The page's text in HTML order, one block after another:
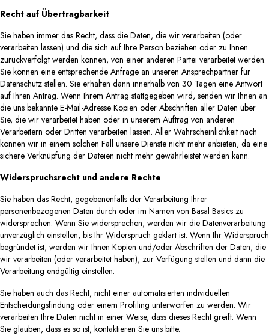
Recht auf Übertragbarkeit
Sie haben immer das Recht, dass die Daten, die wir verarbeiten (oder
verarbeiten lassen) und die sich auf Ihre Person beziehen oder zu Ihnen
zurückverfolgt werden können, von einer anderen Partei verarbeitet werden.
Sie können eine entsprechende Anfrage an unseren Ansprechpartner für
Datenschutz stellen. Sie erhalten dann innerhalb von 30 Tagen eine Antwort
auf Ihren Antrag. Wenn Ihrem Antrag stattgegeben wird, senden wir Ihnen an
die uns bekannte E-Mail-Adresse Kopien oder Abschriften aller Daten über
Sie, die wir verarbeitet haben oder in unserem Auftrag von anderen
Verarbeitern oder Dritten verarbeiten lassen. Aller Wahrscheinlichkeit nach
können wir in einem solchen Fall unsere Dienste nicht mehr anbieten, da eine
sichere Verknüpfung der Dateien nicht mehr gewährleistet werden kann.
Widerspruchsrecht und andere Rechte
Sie haben das Recht, gegebenenfalls der Verarbeitung Ihrer
personenbezogenen Daten durch oder im Namen von Basal Basics zu
widersprechen. Wenn Sie widersprechen, werden wir die Datenverarbeitung
unverzüglich einstellen, bis Ihr Widerspruch geklärt ist. Wenn Ihr Widerspruch
begründet ist, werden wir Ihnen Kopien und/oder Abschriften der Daten, die
wir verarbeiten (oder verarbeitet haben), zur Verfügung stellen und dann die
Verarbeitung endgültig einstellen.
Sie haben auch das Recht, nicht einer automatisierten individuellen
Entscheidungsfindung oder einem Profiling unterworfen zu werden. Wir
verarbeiten Ihre Daten nicht in einer Weise, dass dieses Recht greift. Wenn
Sie glauben, dass es so ist, kontaktieren Sie uns bitte.